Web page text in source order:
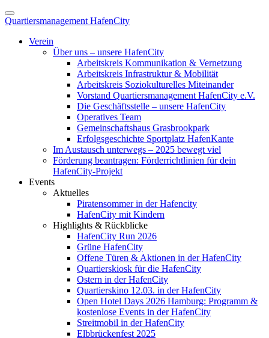
Quartiersmanagement HafenCity
Verein
Über uns – unsere HafenCity
Arbeitskreis Kommunikation & Vernetzung
Arbeitskreis Infrastruktur & Mobilität
Arbeitskreis Soziokulturelles Miteinander
Vorstand Quartiersmanagement HafenCity e.V.
Die Geschäftsstelle – unsere HafenCity
Operatives Team
Gemeinschaftshaus Grasbrookpark
Erfolgsgeschichte Sportplatz HafenKante
Im Austausch unterwegs – 2025 bewegt viel
Förderung beantragen: Förderrichtlinien für dein
HafenCity-Projekt
Events
Aktuelles
Piratensommer in der Hafencity
HafenCity mit Kindern
Highlights & Rückblicke
HafenCity Run 2026
Grüne HafenCity
Offene Türen & Aktionen in der HafenCity
Quartierskiosk für die HafenCity
Ostern in der HafenCity
Quartierskino 12.03. in der HafenCity
Open Hotel Days 2026 Hamburg: Programm &
kostenlose Events in der HafenCity
Streitmobil in der HafenCity
Elbbrückenfest 2025